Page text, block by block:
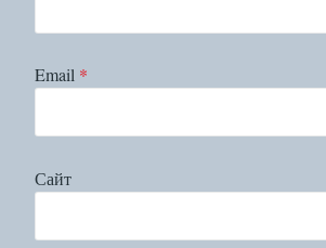
Email *
Сайт